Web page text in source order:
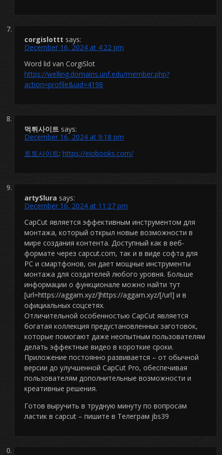
corgislottt says:
December 16, 2024 at 4:22 pm
Word lid van CorgiSlot
https://welling.domains.unf.edu/member.php?
action=profile&uid=4198
먹튀사이트 says:
December 16, 2024 at 9:18 pm
토토사이트: https://eiobooks.com/
artySlura says:
December 16, 2024 at 11:27 pm
CapCut является эффективным инструментом для
монтажа, который открыл новые возможности в
мире создания контента. Доступный как в веб-
формате через capcut.com, так и в виде софта для
PC и смартфонов, он дает мощные инструменты
монтажа для создателей любого уровня. Больше
информации о функционале можно найти тут
[url=https://aggam.xyz/]https://aggam.xyz/[/url] и в
официальных соцсетях.
Отличительной особенностью CapCut является
богатая коллекция предустановленных заготовок,
которые помогают даже неопытным пользователям
делать эффектные видео в короткие сроки.
Приложение постоянно развивается – от обычной
версии до улучшенной CapCut Pro, обеспечивая
пользователям дополнительные возможности и
креативные решения.
Готов выручить в трудную минуту по вопросам
ластик в capcut – пишите в Телеграм jbs39